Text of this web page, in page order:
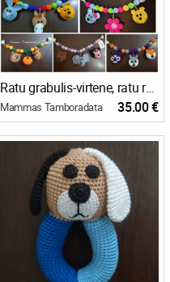
Ratu grabulis-virtene, ratu rotaļlieta, grabulītis mazuļa ratiem, attīstošā rotaļlieta
Mammas Tamboradata 35.00 €